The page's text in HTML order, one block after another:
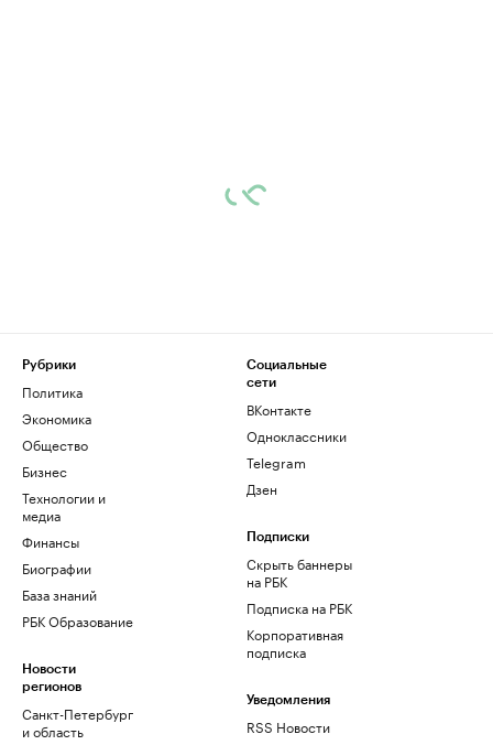
Рубрики
Политика
Экономика
Общество
Бизнес
Технологии и
медиа
Финансы
Биографии
База знаний
РБК Образование
Новости
регионов
Санкт-Петербург
и область
Социальные
сети
ВКонтакте
Одноклассники
Telegram
Дзен
Подписки
Скрыть баннеры
на РБК
Подписка на РБК
Корпоративная
подписка
Уведомления
RSS Новости